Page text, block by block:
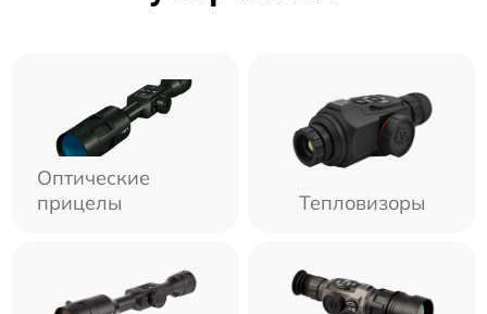
Оптические
прицелы
Тепловизоры